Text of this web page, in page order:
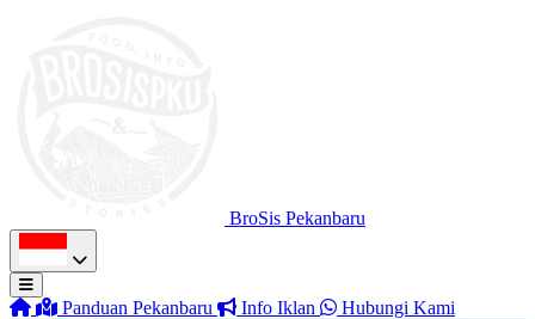
BroSis Pekanbaru
Panduan Pekanbaru Info Iklan Hubungi Kami